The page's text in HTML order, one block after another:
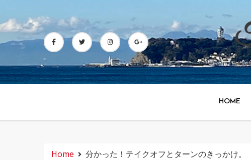
to
content
HOME
Home 分かった！テイクオフとターンのきっかけ。